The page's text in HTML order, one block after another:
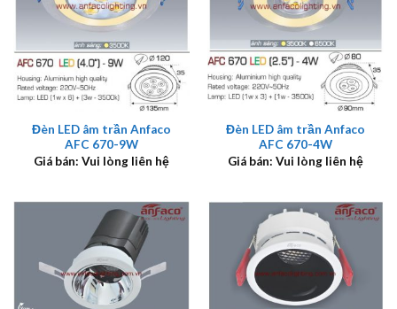
Đèn LED âm trần Anfaco
AFC 670-9W
Giá bán: Vui lòng liên hệ
Đèn LED âm trần Anfaco
AFC 670-4W
Giá bán: Vui lòng liên hệ